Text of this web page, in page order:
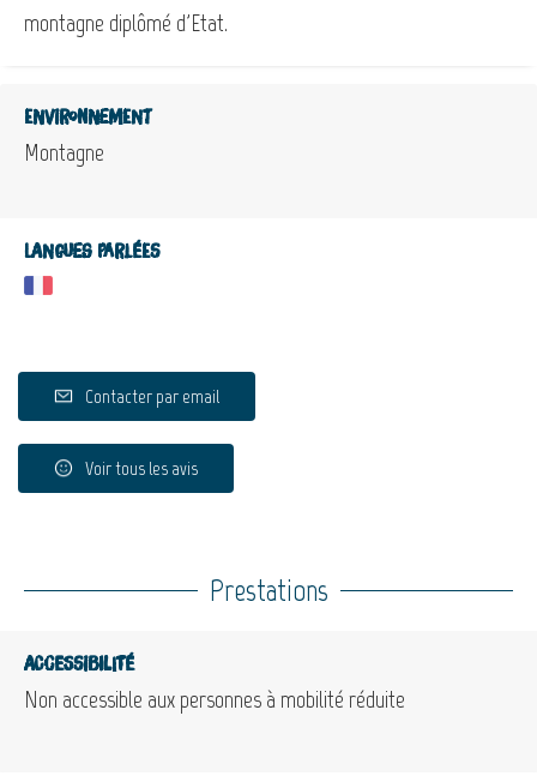
montagne diplômé d'Etat.
Environnement
Montagne
Langues parlées
Contacter par email
Voir tous les avis
Prestations
Accessibilité
Non accessible aux personnes à mobilité réduite